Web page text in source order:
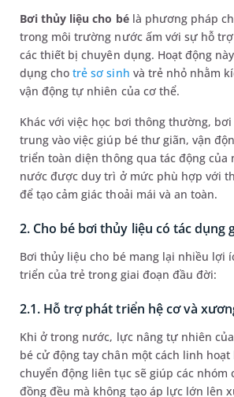
Bơi thủy liệu cho bé là phương pháp
trong môi trường nước ấm với sự hỗ trợ
các thiết bị chuyên dụng. Hoạt động
dụng chotrẻ sơ sinh và trẻ nhỏ nhằm
vận động tự nhiên của cơ thể.
Khác với việc học bơi thông thường,
trung vào việc giúp bé thư giãn, vận
triển toàn diện thông qua tác động của
nước được duy trì ở mức phù hợp với
để tạo cảm giác thoải mái và an toàn.
2. Cho bé bơi thủy liệu có tác dụng
Bơi thủy liệu cho bé mang lại nhiều lợi
triển của trẻ trong giai đoạn đầu đời:
2.1. Hỗ trợ phát triển hệ cơ và
Khi ở trong nước, lực nâng tự nhiên
bé cử động tay chân một cách linh
chuyển động liên tục sẽ giúp các nhóm
đồng đều mà không tạo áp lực lớn lên